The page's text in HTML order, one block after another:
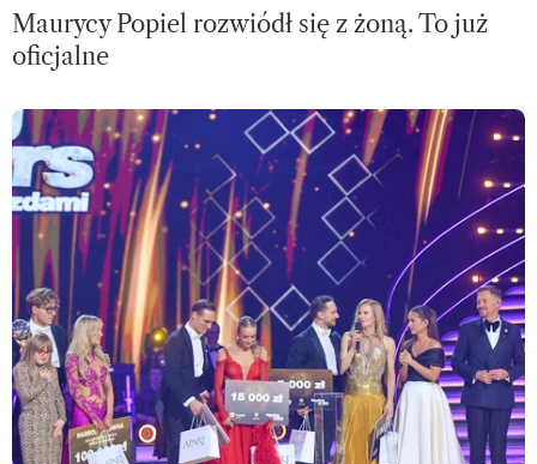
Maurycy Popiel rozwiódł się z żoną. To już
oficjalne